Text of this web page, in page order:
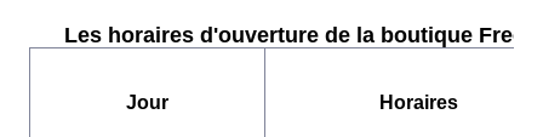
Les horaires d'ouverture de la boutique Free :
Jour Horaires